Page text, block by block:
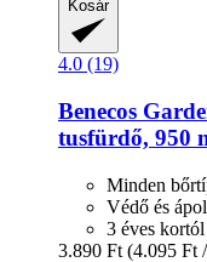
Kosár
4.0 (19)
Benecos
tusfürdő, 950
Minden
Védő és
3 éves kortól
3.890 Ft (4.095 Ft